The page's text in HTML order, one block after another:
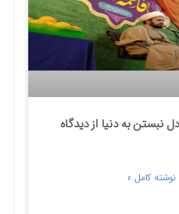
به دنیا از دیدگاه
کامل »